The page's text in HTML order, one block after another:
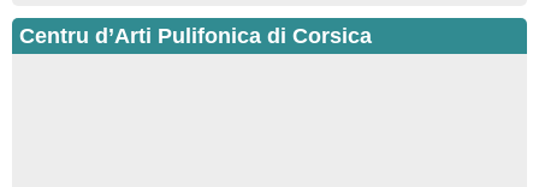
Centru d’Arti Pulifonica di Corsica